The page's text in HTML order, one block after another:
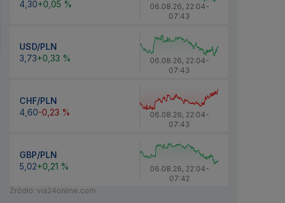
4,30+0,05 % 06.08.26, 22:04-
07:43
USD/PLN
3,73+0,33 % 06.08.26, 22:04-
07:43
CHF/PLN
4,60-0,23 % 06.08.26, 22:04-
07:43
GBP/PLN
5,02+0,21 % 06.08.26, 22:04-
07:42
Źródło: via24online.com